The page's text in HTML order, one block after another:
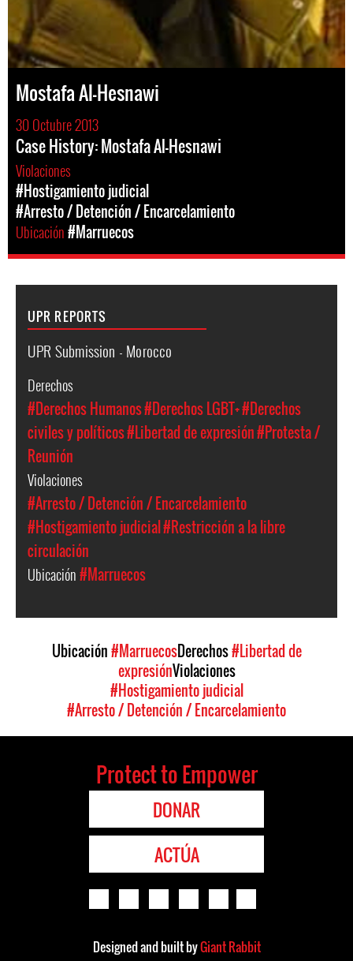
Mostafa Al-Hesnawi
30 Octubre 2013
Case History: Mostafa Al-Hesnawi
Violaciones
#Hostigamiento judicial
#Arresto / Detención / Encarcelamiento
Ubicación#Marruecos
UPR REPORTS
UPR Submission - Morocco
Derechos
#Derechos Humanos#Derechos LGBT+#Derechos
civiles y políticos#Libertad de expresión#Protesta /
Reunión
Violaciones
#Arresto / Detención / Encarcelamiento
#Hostigamiento judicial#Restricción a la libre
circulación
Ubicación#Marruecos
Ubicación#MarruecosDerechos#Libertad de
expresiónViolaciones
#Hostigamiento judicial
#Arresto / Detención / Encarcelamiento
Protect to Empower
DONAR
ACTÚA
Designed and built byGiant Rabbit